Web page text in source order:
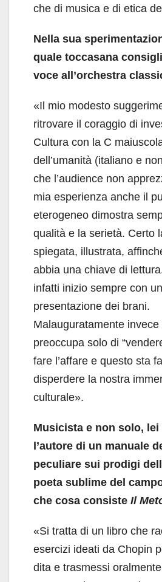
che di musica e di etica
Nella sua
quale toccasana
voce all’orchestra
«Il mio modesto
ritrovare il coraggio di
Cultura con la C
dell’umanità (italiano e
che l’audience non
mia esperienza anche il
eterogeneo dimostra
qualità e la serietà. Certo
spiegata, illustrata,
abbia una chiave di
infatti inizio sempre con
presentazione dei brani.
Malauguratamente invece
preoccupa solo di
fare l’affare e questo sta
disperdere la nostra
culturale».
Musicista e non solo, lei
l’autore di un manuale
peculiare sui prodigi
poeta sublime del
che cosa consiste Il
«Si tratta di un libro che
esercizi ideati da Chopin
dita e trasmessi